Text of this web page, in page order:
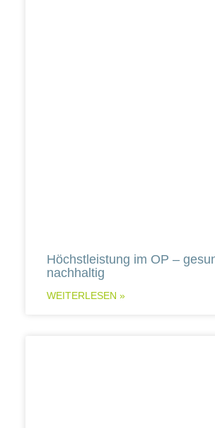
Höchstleistung im OP –
nachhaltig
WEITERLESEN »